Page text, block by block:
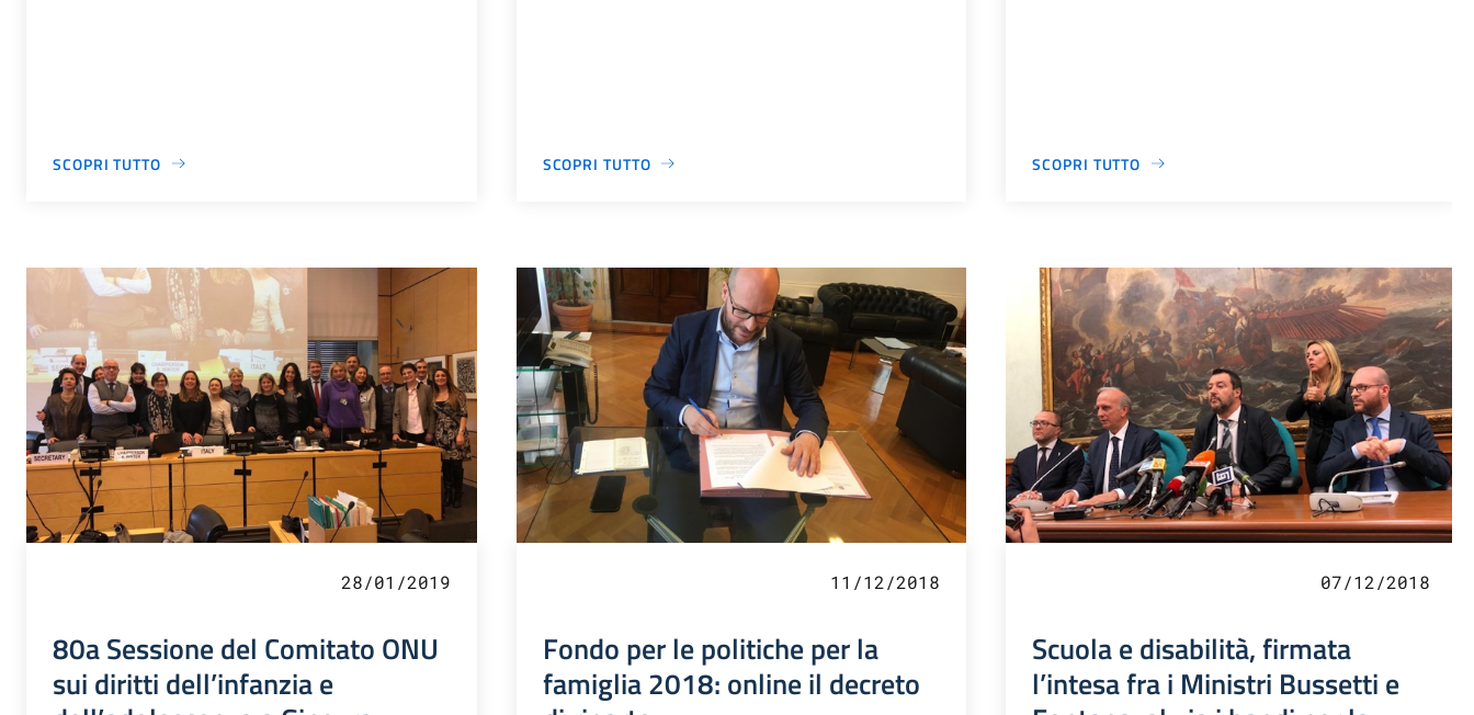
SCOPRI TUTTO SCOPRI TUTTO SCOPRI TUTTO
28/01/2019
80a Sessione del Comitato ONU
sui diritti dell’infanzia e
11/12/2018
Fondo per le politiche per la
famiglia 2018: online il decreto
07/12/2018
Scuola e disabilità, firmata
l’intesa fra i Ministri Bussetti e